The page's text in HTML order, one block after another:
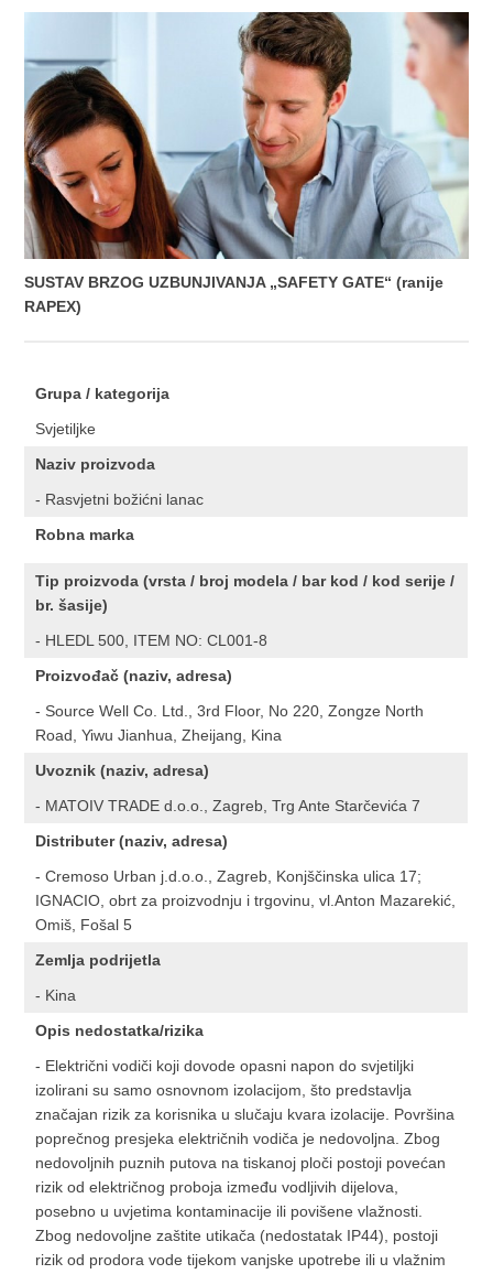
SUSTAV BRZOG UZBUNJIVANJA „SAFETY GATE“ (ranije
RAPEX)
Grupa / kategorija
Svjetiljke
Naziv proizvoda
- Rasvjetni božićni lanac
Robna marka
Tip proizvoda (vrsta / broj modela / bar kod / kod serije /
br. šasije)
- HLEDL 500, ITEM NO: CL001-8
Proizvođač (naziv, adresa)
- Source Well Co. Ltd., 3rd Floor, No 220, Zongze North
Road, Yiwu Jianhua, Zheijang, Kina
Uvoznik (naziv, adresa)
- MATOIV TRADE d.o.o., Zagreb, Trg Ante Starčevića 7
Distributer (naziv, adresa)
- Cremoso Urban j.d.o.o., Zagreb, Konjščinska ulica 17;
IGNACIO, obrt za proizvodnju i trgovinu, vl.Anton Mazarekić,
Omiš, Fošal 5
Zemlja podrijetla
- Kina
Opis nedostatka/rizika
- Električni vodiči koji dovode opasni napon do svjetiljki
izolirani su samo osnovnom izolacijom, što predstavlja
značajan rizik za korisnika u slučaju kvara izolacije. Površina
poprečnog presjeka električnih vodiča je nedovoljna. Zbog
nedovoljnih puznih putova na tiskanoj ploči postoji povećan
rizik od električnog proboja između vodljivih dijelova,
posebno u uvjetima kontaminacije ili povišene vlažnosti.
Zbog nedovoljne zaštite utikača (nedostatak IP44), postoji
rizik od prodora vode tijekom vanjske upotrebe ili u vlažnim